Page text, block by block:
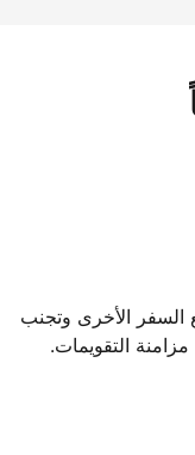
الأخرى وتجنب
التقويمات.